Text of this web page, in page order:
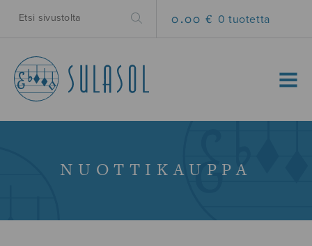
0.00 € 0 tuotetta
MENU
NUOTTIKAUPPA